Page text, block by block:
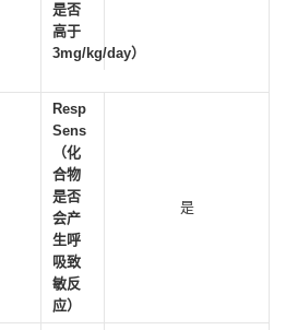
是否
高于
3mg/kg/day）
Resp
Sens
（化
合物
是否
会产
生呼
吸致
敏反
应）
是